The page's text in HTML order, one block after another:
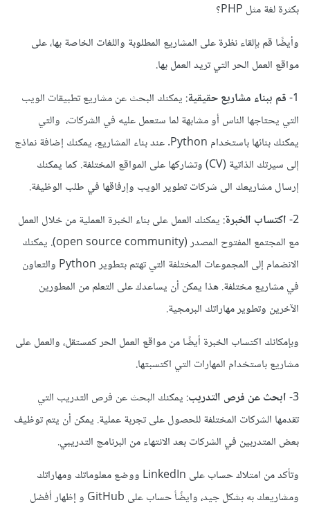
بكثرة لغة مثل PHP؟
وأيضًا قم بإلقاء نظرة على المشاريع المطلوبة واللغات الخاصة بها، على
مواقع العمل الحر التي تريد العمل بها.
1- قم ببناء مشاريع حقيقية: يمكنك البحث عن مشاريع تطبيقات الويب
التي يحتاجها الناس أو مشابهة لما ستعمل عليه في الشركات، والتي
يمكنك بنائها باستخدام Python. عند بناء المشاريع، يمكنك إضافة نماذج
إلى سيرتك الذاتية (CV) وتشاركها على المواقع المختلفة. كما يمكنك
إرسال مشاريعك الى شركات تطوير الويب وإرفاقها في طلب الوظيفة.
2-اكتساب الخبرة: يمكنك العمل على بناء الخبرة العملية من خلال العمل
مع المجتمع المفتوح المصدر (open source community). يمكنك
الانضمام إلى المجموعات المختلفة التي تهتم بتطوير Python والتعاون
في مشاريع مختلفة. هذا يمكن أن يساعدك على التعلم من المطورين
الآخرين وتطوير مهاراتك البرمجية.
وبإمكانك اكتساب الخبرة أيضًا من مواقع العمل الحر كمستقل، والعمل على
مشاريع باستخدام المهارات التي اكتسبتها.
3- ابحث عن فرص التدريب: يمكنك البحث عن فرص التدريب التي
تقدمها الشركات المختلفة للحصول على تجربة عملية. يمكن أن يتم توظيف
بعض المتدربين في الشركات بعد الانتهاء من البرنامج التدريبي.
وتأكد من امتلاك حساب على LinkedIn ووضع معلوماتك ومهاراتك
ومشاريعك به بشكل جيد، وايضًأ حساب على GitHub و إظهار أفضل